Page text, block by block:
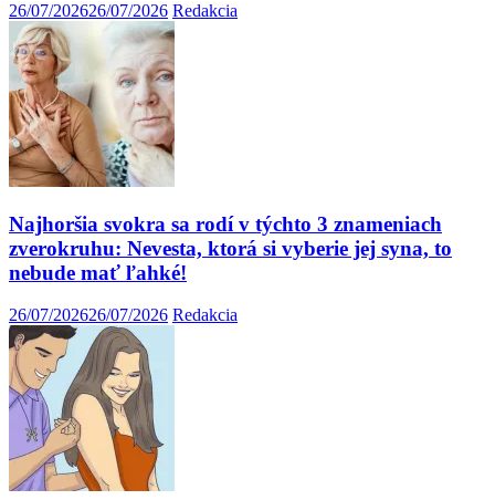
26/07/202626/07/2026 Redakcia
Najhoršia svokra sa rodí v týchto 3 znameniach
zverokruhu: Nevesta, ktorá si vyberie jej syna, to
nebude mať ľahké!
26/07/202626/07/2026 Redakcia